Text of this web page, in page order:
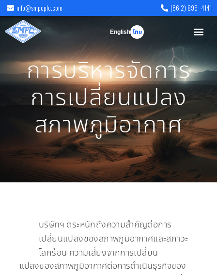
info@smpcplc.com (66 2) 895- 4141
English ไทย
การบริหารจัดการ
การเปลี่ยนแปลง
สภาพภูมิอากาศ
บริษัทฯ ตระหนักถึงความสำคัญต่อการ
เปลี่ยนแปลงของสภาพภูมิอากาศและสภาวะ
โลกร้อน ความเสี่ยงจากการเปลี่ยน
แปลงของสภาพภูมิอากาศต่อการดำเนินธุรกิจของ